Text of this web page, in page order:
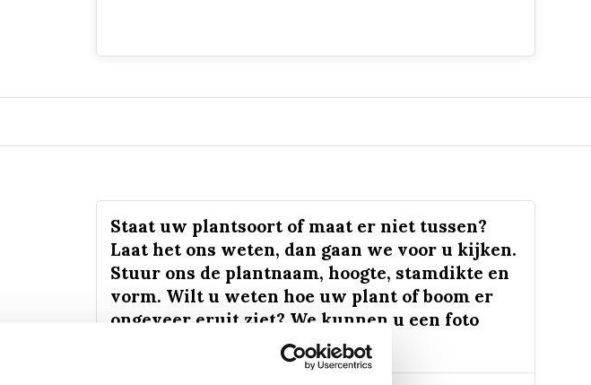
Staat uw plantsoort of maat er niet tussen?
Laat het ons weten, dan gaan we voor u kijken.
Stuur ons de plantnaam, hoogte, stamdikte en
vorm. Wilt u weten hoe uw plant of boom er
ongeveer eruit ziet? We kunnen u een foto